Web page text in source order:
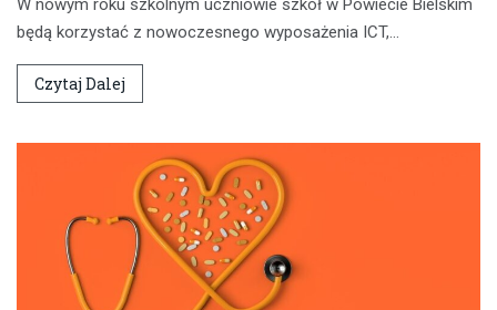
W nowym roku szkolnym uczniowie szkół w Powiecie Bielskim
będą korzystać z nowoczesnego wyposażenia ICT,…
Czytaj Dalej